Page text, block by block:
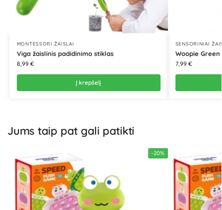
MONTESSORI ŽAISLAI
Viga žaislinis padidinimo stiklas
8,99 €
Į krepšelį
SENSORINIAI
Woopie Green
7,99 €
Jums taip pat gali patikti
-20%